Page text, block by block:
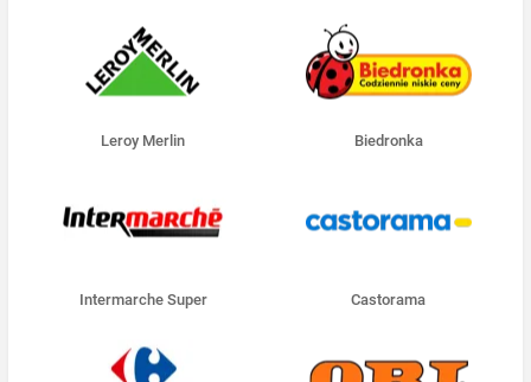
Leroy Merlin Biedronka
Intermarche Super Castorama